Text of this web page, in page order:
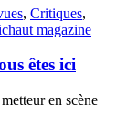
, Critiques,
magazine
êtes ici
en scène